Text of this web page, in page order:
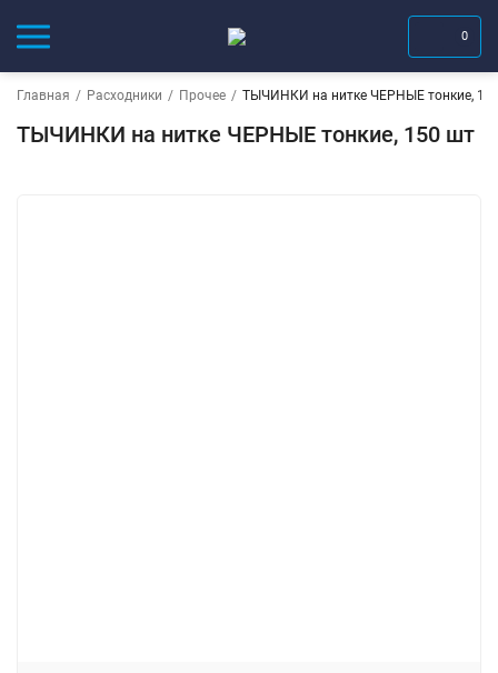
0
Главная / Расходники / Прочее / ТЫЧИНКИ на нитке ЧЕРНЫЕ тонкие,
ТЫЧИНКИ на нитке ЧЕРНЫЕ тонкие, 150 шт